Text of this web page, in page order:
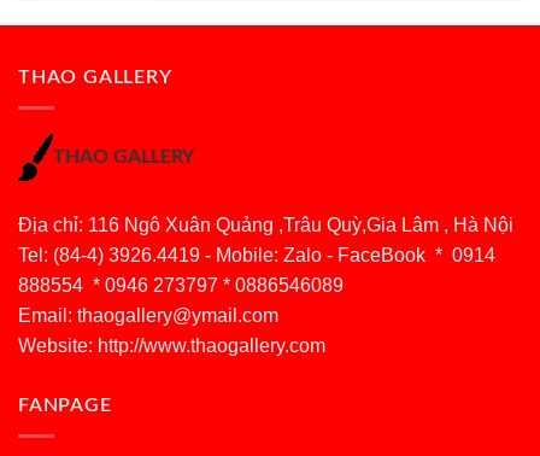
THAO GALLERY
THAO GALLERY
Địa chỉ: 116 Ngô Xuân Quảng ,Trâu Quỳ,Gia Lâm , Hà Nội
Tel: (84-4) 3926.4419 - Mobile: Zalo - FaceBook * 0914
888554 * 0946 273797 * 0886546089
Email: thaogallery@ymail.com
Website: http://www.thaogallery.com
FANPAGE